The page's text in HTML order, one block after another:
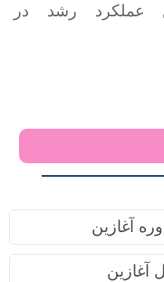
عملکرد رشد در
آغازین
آغازین